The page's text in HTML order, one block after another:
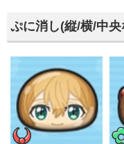
ぷに消し(縦/横/中